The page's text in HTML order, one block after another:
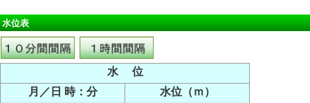
水位表
水 位
月／日 時：分
水位（ｍ）